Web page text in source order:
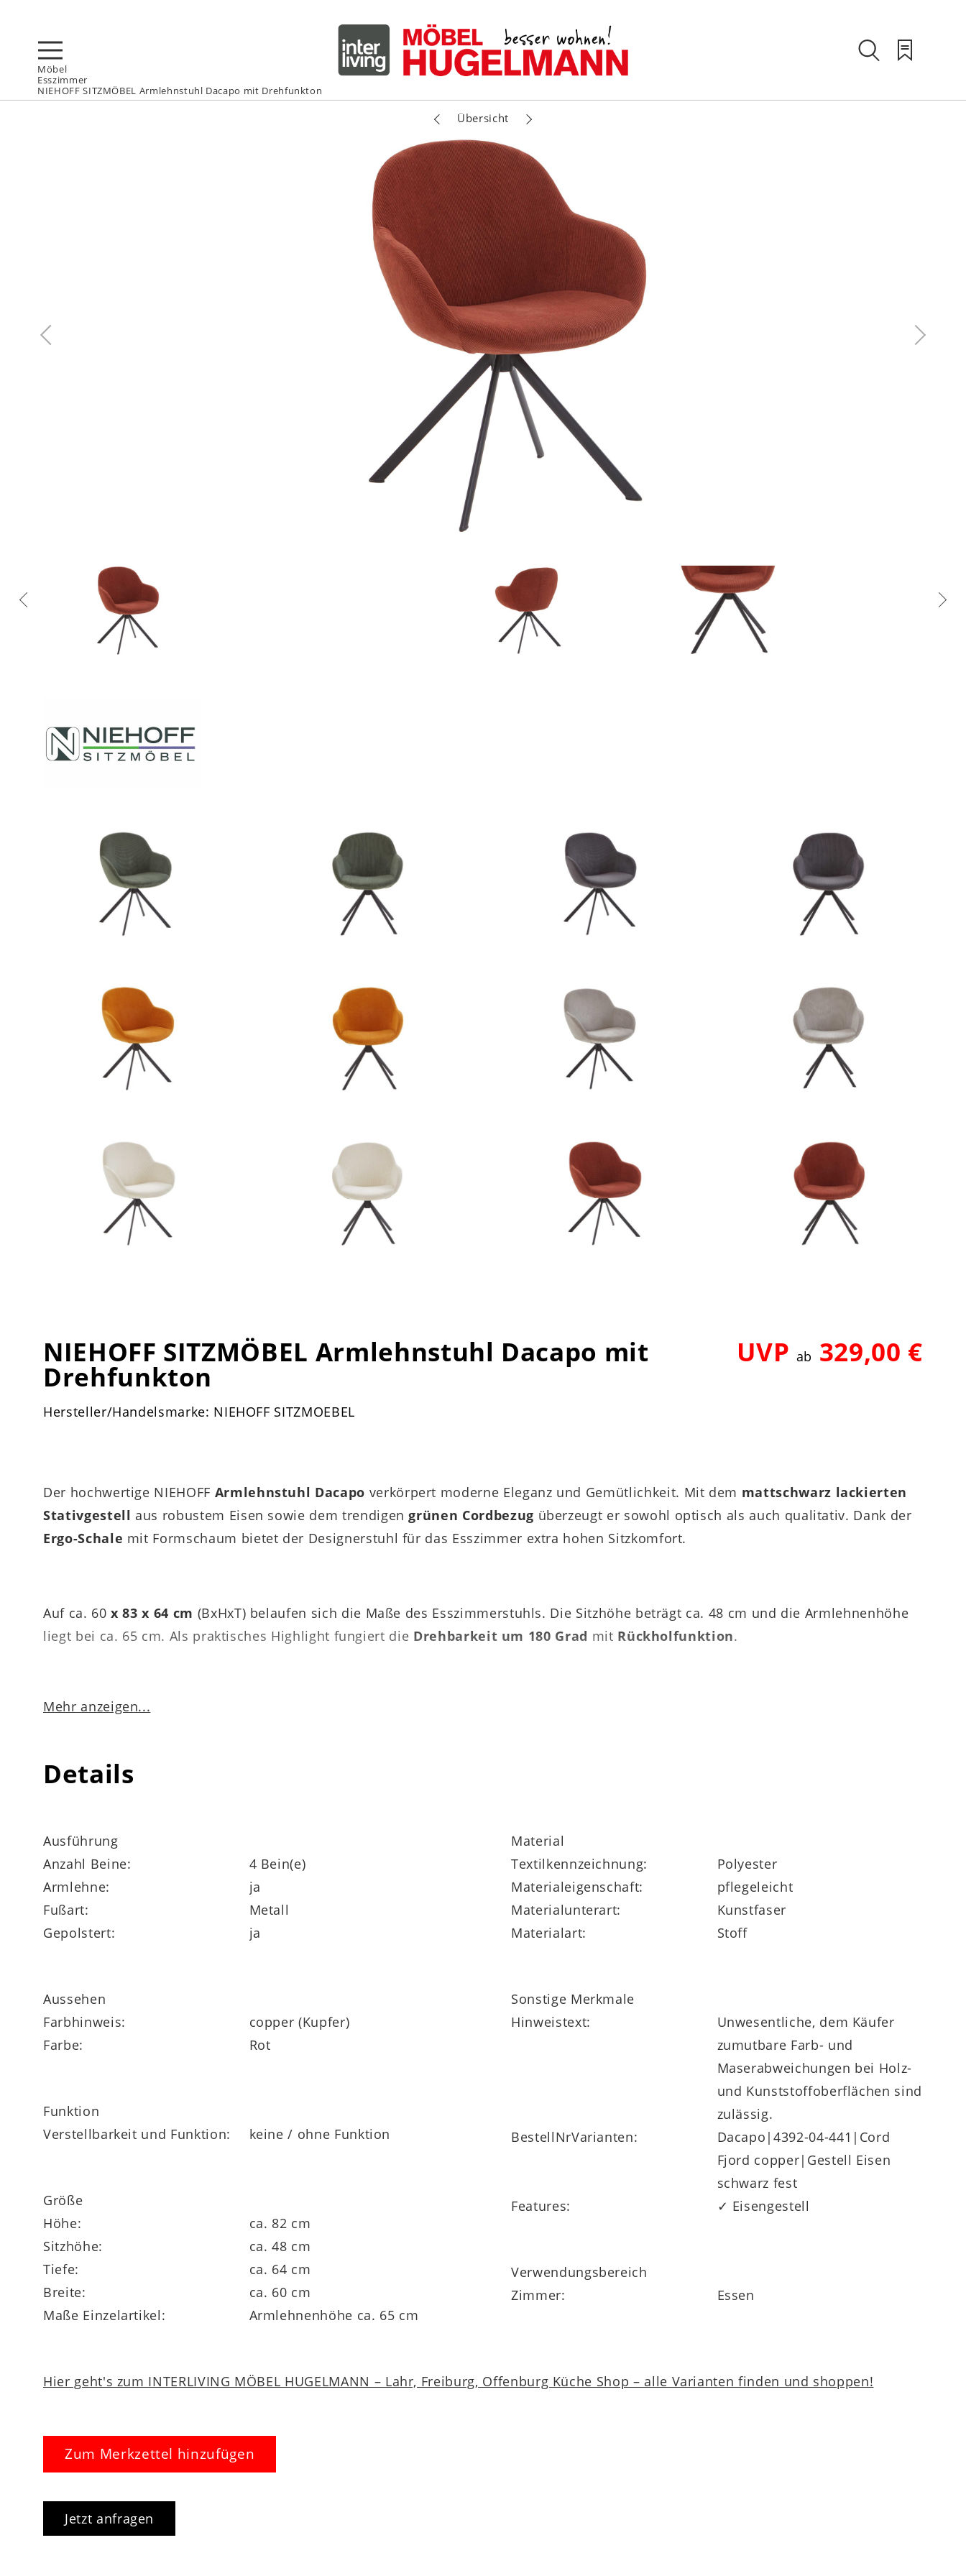
Möbel
Esszimmer
NIEHOFF SITZMÖBEL Armlehnstuhl Dacapo mit Drehfunkton
Übersicht
NIEHOFF SITZMÖBEL Armlehnstuhl Dacapo mit
Drehfunkton
UVP ab 329,00 €
Hersteller/Handelsmarke: NIEHOFF SITZMOEBEL
Der hochwertige NIEHOFF Armlehnstuhl Dacapo verkörpert moderne Eleganz und Gemütlichkeit. Mit dem mattschwarz lackierten
Stativgestell aus robustem Eisen sowie dem trendigengrünen Cordbezug überzeugt er sowohl optisch als auch qualitativ. Dank der
Ergo-Schale mit Formschaum bietet der Designerstuhl für das Esszimmer extra hohen Sitzkomfort.
Auf ca. 60 x 83 x 64 cm (BxHxT) belaufen sich die Maße des Esszimmerstuhls. Die Sitzhöhe beträgt ca. 48 cm und die Armlehnenhöhe
liegt bei ca. 65 cm. Als praktisches Highlight fungiert die Drehbarkeit um 180 Grad mit Rückholfunktion.
Dacapo ist einindividuell planbares Möbelprogramm
Metallstativ erhältlich.
Mehr anzeigen...
Details
Ausführung
Anzahl Beine:
4 Bein(e)
Armlehne:
ja
Fußart:
Metall
Gepolstert:
ja
Aussehen
Farbhinweis:
copper (Kupfer)
Farbe:
Rot
Funktion
Verstellbarkeit und Funktion:
keine / ohne Funktion
Größe
Höhe:
ca. 82 cm
Sitzhöhe:
ca. 48 cm
Tiefe:
ca. 64 cm
Breite:
ca. 60 cm
Maße Einzelartikel:
Armlehnenhöhe ca. 65 cm
Material
Textilkennzeichnung:
Polyester
Materialeigenschaft:
pflegeleicht
Materialunterart:
Kunstfaser
Materialart:
Stoff
Sonstige Merkmale
Hinweistext:
Unwesentliche, dem Käufer
zumutbare Farb- und
Maserabweichungen bei Holz-
und Kunststoffoberflächen sind
zulässig.
BestellNrVarianten:
Dacapo|4392-04-441|Cord
Fjord copper|Gestell Eisen
schwarz fest
Features:
✓ Eisengestell
Verwendungsbereich
Zimmer:
Essen
Hier geht's zum INTERLIVING MÖBEL HUGELMANN – Lahr, Freiburg, Offenburg Küche Shop – alle Varianten finden und shoppen!
Zum Merkzettel hinzufügen
Jetzt anfragen